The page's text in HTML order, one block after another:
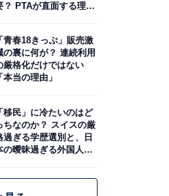
？ PTAが直面する理想
「青春18きっぷ」販売激
の裏に何が？ 連続利用
厳格化だけではない
「本当の理由」
「移民」に冷たいのはど
ちなのか？ スイスの厳
過ぎる学歴選別と、日
の曖昧過ぎる外国人政